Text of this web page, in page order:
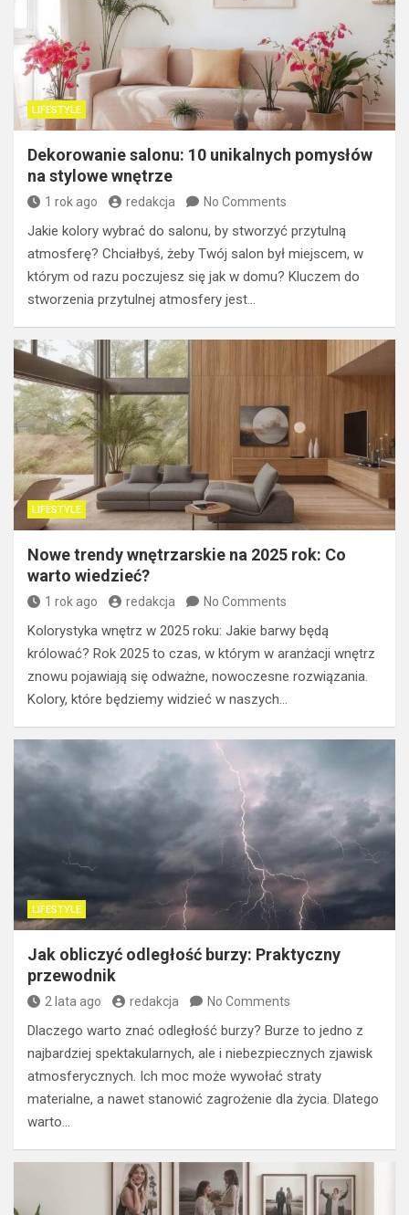
LIFESTYLE
Dekorowanie salonu: 10 unikalnych pomysłów
na stylowe wnętrze
1 rok ago redakcja No Comments
Jakie kolory wybrać do salonu, by stworzyć przytulną
atmosferę? Chciałbyś, żeby Twój salon był miejscem, w
którym od razu poczujesz się jak w domu? Kluczem do
stworzenia przytulnej atmosfery jest…
LIFESTYLE
Nowe trendy wnętrzarskie na 2025 rok: Co
warto wiedzieć?
1 rok ago redakcja No Comments
Kolorystyka wnętrz w 2025 roku: Jakie barwy będą
królować? Rok 2025 to czas, w którym w aranżacji wnętrz
znowu pojawiają się odważne, nowoczesne rozwiązania.
Kolory, które będziemy widzieć w naszych…
LIFESTYLE
Jak obliczyć odległość burzy: Praktyczny
przewodnik
2 lata ago redakcja No Comments
Dlaczego warto znać odległość burzy? Burze to jedno z
najbardziej spektakularnych, ale i niebezpiecznych zjawisk
atmosferycznych. Ich moc może wywołać straty
materialne, a nawet stanowić zagrożenie dla życia. Dlatego
warto…